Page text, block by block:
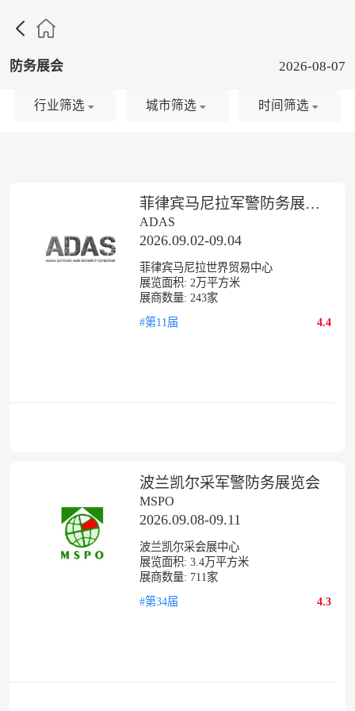

防务展会 2026-08-07
菲律宾马尼拉军警防务展览会
ADAS
2026.09.02-09.04
菲律宾马尼拉世界贸易中心
展览面积: 2 万平方米
展商数量: 243家
#第11届
4.4
波兰凯尔采军警防务展览会
MSPO
2026.09.08-09.11
波兰凯尔采会展中心
展览面积: 3.4万平方米
展商数量: 711家
#第34届
4.3
行业筛选 城市筛选 时间筛选